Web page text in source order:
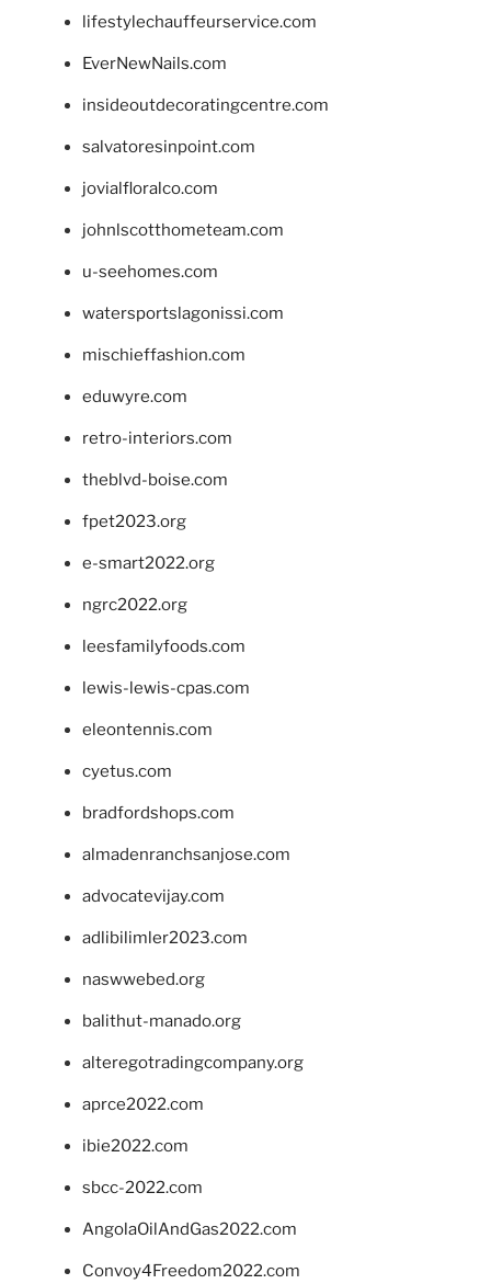
lifestylechauffeurservice.com
EverNewNails.com
insideoutdecoratingcentre.com
salvatoresinpoint.com
jovialfloralco.com
johnlscotthometeam.com
u-seehomes.com
watersportslagonissi.com
mischieffashion.com
eduwyre.com
retro-interiors.com
theblvd-boise.com
fpet2023.org
e-smart2022.org
ngrc2022.org
leesfamilyfoods.com
lewis-lewis-cpas.com
eleontennis.com
cyetus.com
bradfordshops.com
almadenranchsanjose.com
advocatevijay.com
adlibilimler2023.com
naswwebed.org
balithut-manado.org
alteregotradingcompany.org
aprce2022.com
ibie2022.com
sbcc-2022.com
AngolaOilAndGas2022.com
Convoy4Freedom2022.com